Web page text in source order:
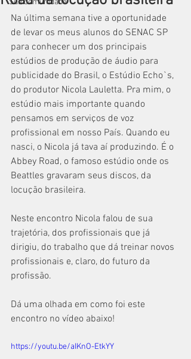
Sua comunidade
Na última semana tive a oportunidade
de levar os meus alunos do SENAC SP
para conhecer um dos principais
estúdios de produção de áudio para
publicidade do Brasil, o Estúdio Echo`s,
do produtor Nicola Lauletta. Pra mim, o
estúdio mais importante quando
pensamos em serviços de voz
profissional em nosso País. Quando eu
nasci, o Nicola já tava aí produzindo. É o
Abbey Road, o famoso estúdio onde os
Beattles gravaram seus discos, da
locução brasileira.
Neste encontro Nicola falou de sua
trajetória, dos profissionais que já
dirigiu, do trabalho que dá treinar novos
profissionais e, claro, do futuro da
profissão.
Dá uma olhada em como foi este
encontro no vídeo abaixo!
https://youtu.be/aIKnO-EtkYY